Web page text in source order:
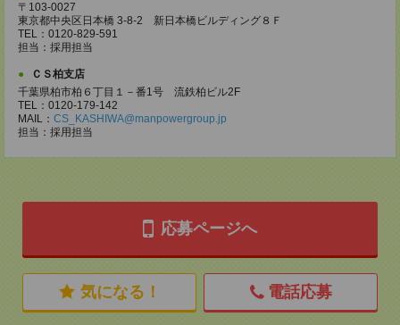
〒103-0027
東京都中央区日本橋 3-8-2 新日本橋ビルディング８Ｆ
TEL：0120-829-591
担当：採用担当
ＣＳ柏支店
千葉県柏市柏６丁目１－番1号 流鉄柏ビル2F
TEL：0120-179-142
MAIL： CS_KASHIWA@manpowergroup.jp
担当：採用担当
応募ページへ
気になる！ 電話応募